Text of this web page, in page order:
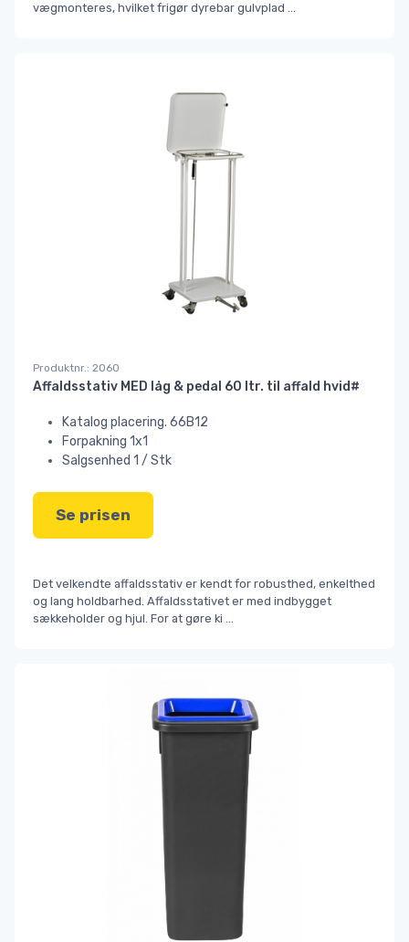
vægmonteres, hvilket frigør dyrebar gulvplad ...
Produktnr.: 2060
Affaldsstativ MED låg & pedal 60 ltr. til affald hvid#
Katalog placering. 66B12
Forpakning 1x1
Salgsenhed 1 / Stk
Se prisen
Det velkendte affaldsstativ er kendt for robusthed, enkelthed
og lang holdbarhed. Affaldsstativet er med indbygget
sækkeholder og hjul. For at gøre ki ...